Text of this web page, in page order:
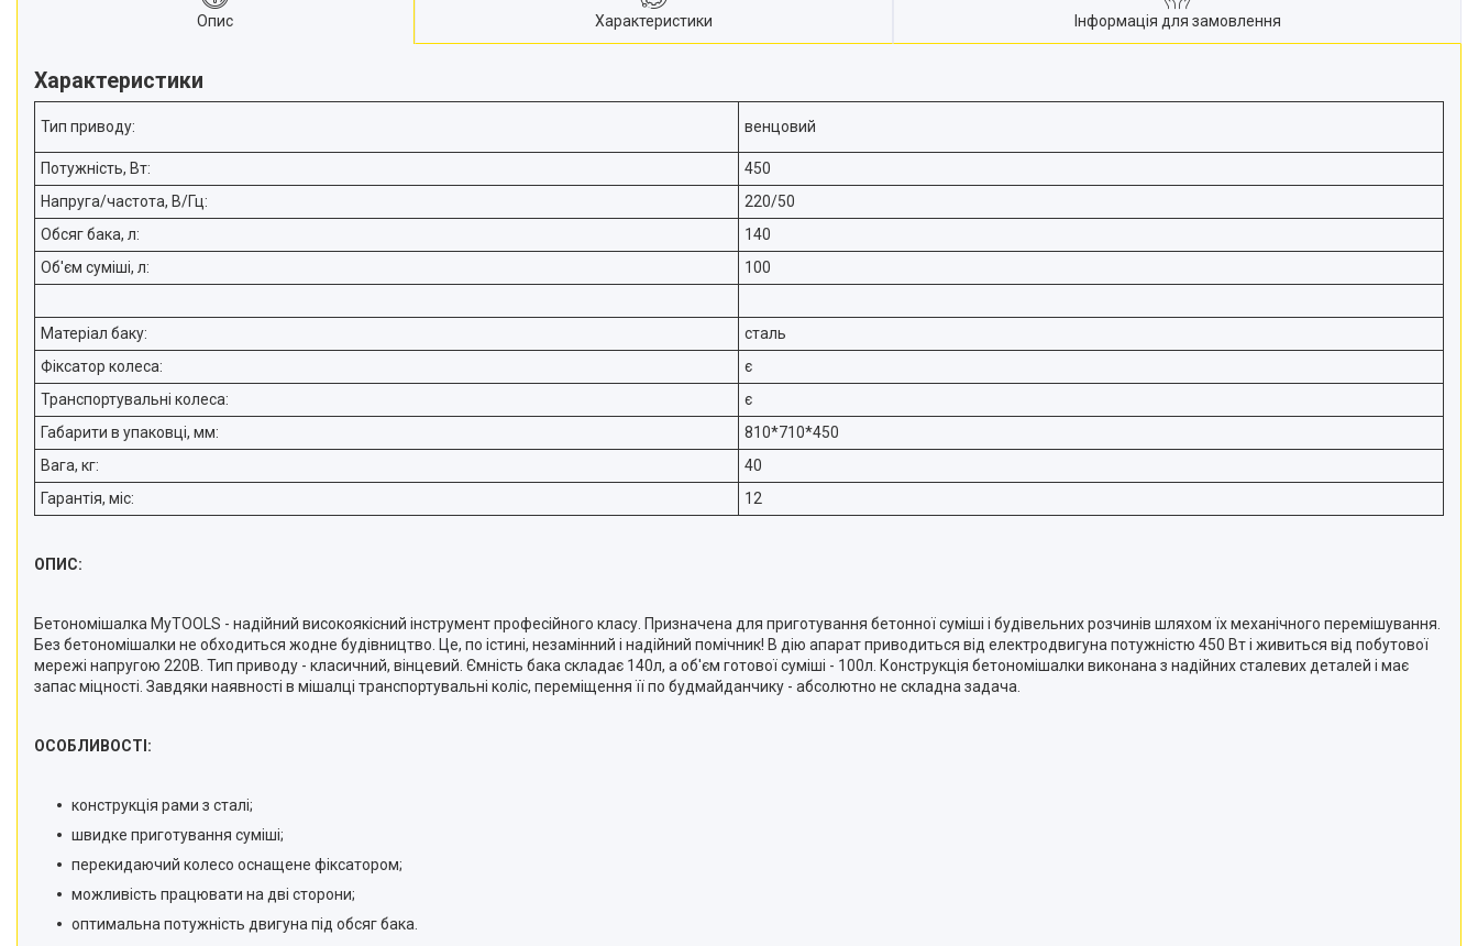
Зварювальні апарати
Тримери електричні
Розхідні матеріали
Аксесуари та комплектуючі
для інструментів
Обладання для складів
Агротехніка
Витратні матеріали
Бензоінструменти.
Ручний інструмент.
Компресори та
пневмоінструменти.
Автотовари.
Дім і сад.
Ящики, сумки, пояси для
Стійки для гаражного
зберігання
Металошукачі і детектори
Обладнання для
автозаправних станцій
Пневматичні пістолети
Каталог товарів
Загальне
Опис Характеристики Інформація для замовлення
Характеристики
Тип приводу: венцовий
Потужність, Вт:
450
Напруга/частота, В/Гц:
220/50
Обсяг бака, л:
140
Об'єм суміші, л:
100
Матеріал баку:
сталь
Фіксатор колеса:
є
Транспортувальні колеса:
є
Габарити в упаковці, мм:
810*710*450
Вага, кг:
40
Гарантія, міс:
12
ОПИС:
Бетономішалка MyTOOLS - надійний високоякісний інструмент професійного класу. Призначена для приготування бетонної суміші і будівельних розчинів шляхом їх механічного перемішування.
Без бетономішалки не обходиться жодне будівництво. Це, по істині, незамінний і надійний помічник! В дію апарат приводиться від електродвигуна потужністю 450 Вт і живиться від побутової
мережі напругою 220В. Тип приводу - класичний, вінцевий. Ємність бака складає 140л, а об'єм готової суміші - 100л. Конструкція бетономішалки виконана з надійних сталевих деталей і має
запас міцності. Завдяки наявності в мішалці транспортувальні коліс, переміщення її по будмайданчику - абсолютно не складна задача.
ОСОБЛИВОСТІ:
конструкція рами з сталі;
швидке приготування суміші;
перекидаючий колесо оснащене фіксатором;
можливість працювати на дві сторони;
оптимальна потужність двигуна під обсяг бака.